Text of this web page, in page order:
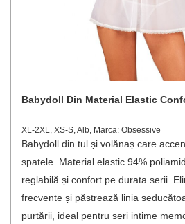
Babydoll Din Material Elastic
XL-2XL, XS-S, Alb, Marca: Obsessive
Babydoll din tul și volănaș care
spatele. Material elastic 94%
reglabilă și confort pe durata serii.
frecvente și păstrează linia
purtării, ideal pentru seri intime